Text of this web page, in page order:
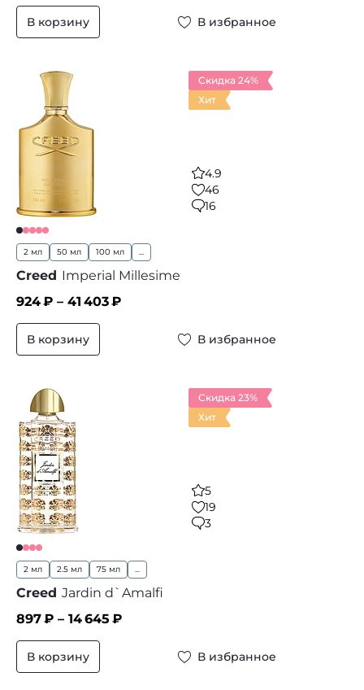
В корзину В избранное
Скидка 24%
Хит
4.9
46
16
2 мл 50 мл 100 мл ...
Creed Imperial Millesime
924₽ – 41 403₽
В корзину В избранное
Скидка 23%
Хит
5
19
3
2 мл 2.5 мл 75 мл ...
Creed Jardin d`Amalfi
897₽ – 14 645 ₽
В корзину В избранное